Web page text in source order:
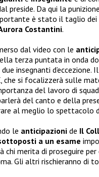
preside. Da qui la
è stato il taglio dei
Costantini.
dal video con le
terza puntata in onda
insegnanti d’eccezione.
, che si focalizzerà sulle
del lavoro di
del canto e della
al meglio lo spettacolo
le anticipazioni de Il
a un esame
chi merita di proseguire
Gli altri rischieranno di